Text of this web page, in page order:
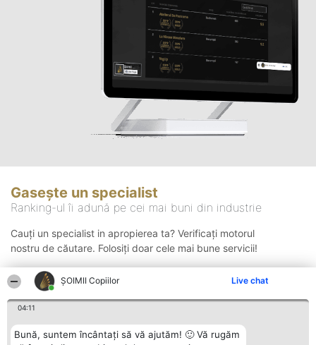
ȘOIMII Copiilor Live chat
04:11
Bună, suntem încântați să vă ajutăm! 🙂 Vă rugăm
Gasește un specialist
Ranking-ul îi adună pe cei mai buni din industrie
Cauți un specialist in apropierea ta? Verificați motorul
nostru de căutare. Folosiți doar cele mai bune servicii!